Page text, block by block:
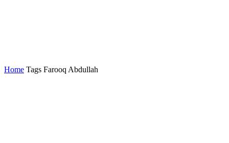
Home Tags Farooq Abdullah